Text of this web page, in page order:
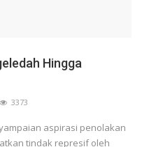
Hingga
3373
aspirasi penolakan
tindak represif oleh